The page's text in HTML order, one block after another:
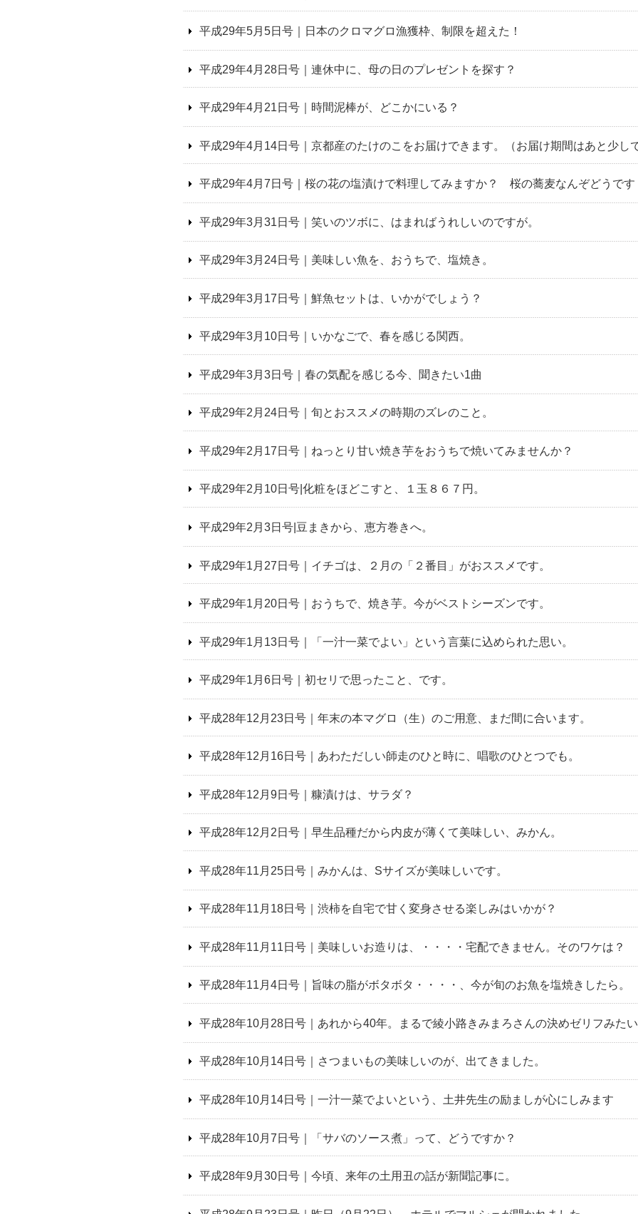
平成29年5月5日号｜日本のクロマグロ漁獲枠、制限を超えた！
平成29年4月28日号｜連休中に、母の日のプレゼントを探す？
平成29年4月21日号｜時間泥棒が、どこかにいる？
平成29年4月14日号｜京都産のたけのこをお届けできます。（お届け期間はあと少し
平成29年4月7日号｜桜の花の塩漬けで料理してみますか？ 桜の蕎麦なんぞどうです
平成29年3月31日号｜笑いのツボに、はまればうれしいのですが。
平成29年3月24日号｜美味しい魚を、おうちで、塩焼き。
平成29年3月17日号｜鮮魚セットは、いかがでしょう？
平成29年3月10日号｜いかなごで、春を感じる関西。
平成29年3月3日号｜春の気配を感じる今、聞きたい1曲
平成29年2月24日号｜旬とおススメの時期のズレのこと。
平成29年2月17日号｜ねっとり甘い焼き芋をおうちで焼いてみませんか？
平成29年2月10日号|化粧をほどこすと、１玉８６７円。
平成29年2月3日号|豆まきから、恵方巻きへ。
平成29年1月27日号｜イチゴは、２月の「２番目」がおススメです。
平成29年1月20日号｜おうちで、焼き芋。今がベストシーズンです。
平成29年1月13日号｜「一汁一菜でよい」という言葉に込められた思い。
平成29年1月6日号｜初セリで思ったこと、です。
平成28年12月23日号｜年末の本マグロ（生）のご用意、まだ間に合います。
平成28年12月16日号｜あわただしい師走のひと時に、唱歌のひとつでも。
平成28年12月9日号｜糠漬けは、サラダ？
平成28年12月2日号｜早生品種だから内皮が薄くて美味しい、みかん。
平成28年11月25日号｜みかんは、Sサイズが美味しいです。
平成28年11月18日号｜渋柿を自宅で甘く変身させる楽しみはいかが？
平成28年11月11日号｜美味しいお造りは、・・・・宅配できません。そのワケは？
平成28年11月4日号｜旨味の脂がボタボタ・・・・、今が旬のお魚を塩焼きしたら。
平成28年10月28日号｜あれから40年。まるで綾小路きみまろさんの決めゼリフみた
平成28年10月14日号｜さつまいもの美味しいのが、出てきました。
平成28年10月14日号｜一汁一菜でよいという、土井先生の励ましが心にしみます
平成28年10月7日号｜「サバのソース煮」って、どうですか？
平成28年9月30日号｜今頃、来年の土用丑の話が新聞記事に。